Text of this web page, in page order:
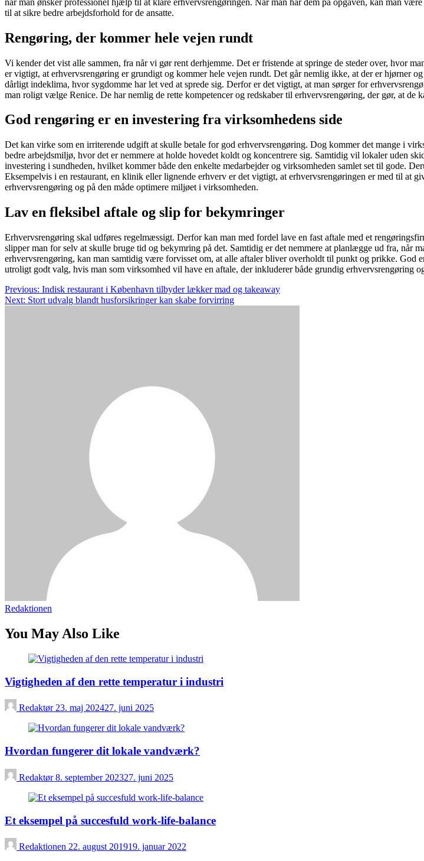
til at sikre bedre arbejdsforhold for de ansatte.
Rengøring, der kommer hele vejen rundt
Vi kender det vist alle sammen, fra når vi gør rent derhjemme. Det er fristende at springe de steder over, hvor
er vigtigt, at erhvervsrengøring er grundigt og kommer hele vejen rundt. Det går nemlig ikke, at der er hjørner
dårligt indeklima, hvor sygdomme har let ved at sprede sig. Derfor er det vigtigt, at man sørger for
man roligt vælge Renice. De har nemlig de rette kompetencer og redskaber til erhvervsrengøring, der gør, at de
God rengøring er en investering fra virksomhedens side
Det kan virke som en irriterende udgift at skulle betale for god erhvervsrengøring. Dog kommer det mange i
bedre arbejdsmiljø, hvor det er nemmere at holde hovedet koldt og koncentrere sig. Samtidig vil lokaler uden
investering i sundheden, hvilket kommer både den enkelte medarbejder og virksomheden samlet set til gode.
Eksempelvis i en restaurant, en klinik eller lignende erhverv er det vigtigt, at erhvervsrengøringen er med til at
erhvervsrengøring og på den måde optimere miljøet i virksomheden.
Lav en fleksibel aftale og slip for bekymringer
Erhvervsrengøring skal udføres regelmæssigt. Derfor kan man med fordel lave en fast aftale med et
slipper man for selv at skulle bruge tid og bekymring på det. Samtidig er det nemmere at planlægge ud fra, når
erhvervsrengøring, kan man samtidig være forvisset om, at alle aftaler bliver overholdt til punkt og prikke.
utroligt godt valg, hvis man som virksomhed vil have en aftale, der inkluderer både grundig erhvervsrengøring
Indlægsnavigation
Previous: Indisk restaurant i København tilbyder lækker mad og takeaway
Next: Stort udvalg blandt husforsikringer kan skabe forvirring
Redaktionen
You May Also Like
Vigtigheden af den rette temperatur i industri
Redaktør 23. maj 202427. juni 2025
Hvordan fungerer dit lokale vandværk?
Redaktør8. september 202327. juni 2025
Et eksempel på succesfuld work-life-balance
Redaktionen 22. august 201919. januar 2022